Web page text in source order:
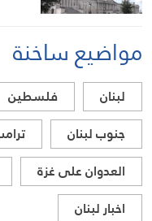
مواضيع ساخنة
لبنان فلسطين
جنوب لبنان
العدوان على غزة
اخبار لبنان